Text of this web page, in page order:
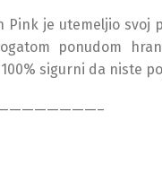
je utemeljio svoj
ponudom
sigurni da niste